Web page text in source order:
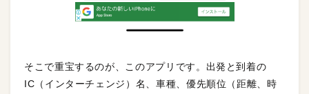
そこで重宝するのが、このアプリです。出発と到着の
IC（インターチェンジ）名、車種、優先順位（距離、時